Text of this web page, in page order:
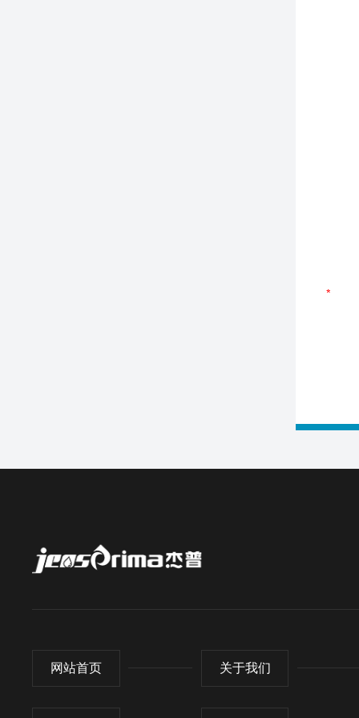
网站首页 关于我们